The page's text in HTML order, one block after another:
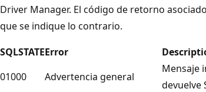
Driver Manager. El código de retorno asociado
que se indique lo contrario.
SQLSTATEError
01000
Advertencia general
Mensaje
devuelve